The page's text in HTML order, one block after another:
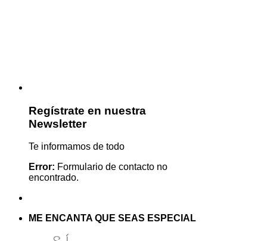
Regístrate en nuestra
Newsletter
Te informamos de todo
Error: Formulario de contacto no
encontrado.
ME ENCANTA QUE SEAS ESPECIAL